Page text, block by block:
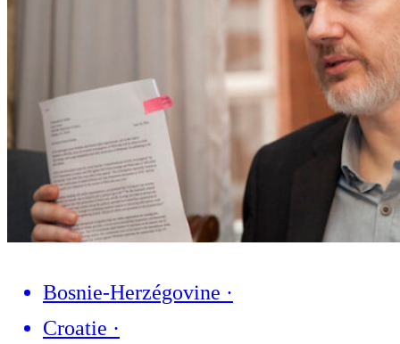
Bosnie-Herzégovine ·
Croatie ·